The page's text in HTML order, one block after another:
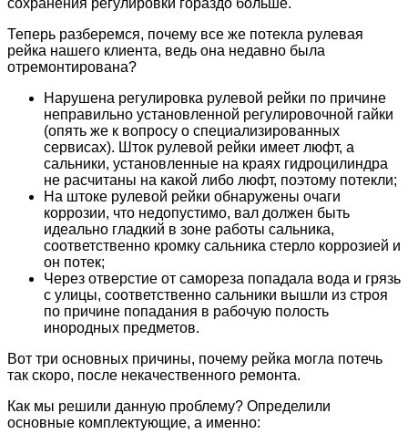
Теперь разберемся, почему все же потекла рулевая
рейка нашего клиента, ведь она недавно была
отремонтирована?
Нарушена регулировка рулевой рейки по причине
неправильно установленной регулировочной гайки
(опять же к вопросу о специализированных
сервисах). Шток рулевой рейки имеет люфт, а
сальники, установленные на краях гидроцилиндра
не расчитаны на какой либо люфт, поэтому потекли;
На штоке рулевой рейки обнаружены очаги
коррозии, что недопустимо, вал должен быть
идеально гладкий в зоне работы сальника,
соответственно кромку сальника стерло коррозией и
он потек;
Через отверстие от самореза попадала вода и грязь
с улицы, соответственно сальники вышли из строя
по причине попадания в рабочую полость
инородных предметов.
Вот три основных причины, почему рейка могла потечь
так скоро, после некачественного ремонта.
Как мы решили данную проблему? Определили
основные комплектующие, а именно: